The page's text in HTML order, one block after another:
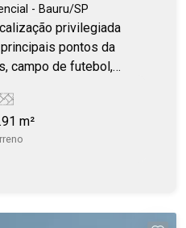
- Bauru/SP
privilegiada
pontos da
campo de futebol,
m²